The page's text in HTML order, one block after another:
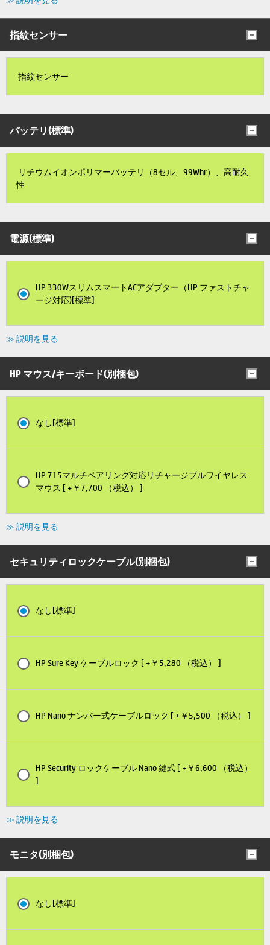
指紋センサー
指紋センサー
バッテリ(標準)
リチウムイオンポリマーバッテリ（8セル、99Whr）、高耐久
性
電源(標準)
HP 330WスリムスマートACアダプター（HP ファストチャ
ージ対応)[標準]
≫ 説明を見る
HP マウス/キーボード(別梱包)
なし[標準]
HP 715マルチペアリング対応リチャージブルワイヤレス
マウス [ +￥7,700 （税込） ]
≫ 説明を見る
セキュリティロックケーブル(別梱包)
なし[標準]
HP Sure Key ケーブルロック [ +￥5,280 （税込） ]
HP Nano ナンバー式ケーブルロック [ +￥5,500 （税込） ]
HP Security ロックケーブル Nano 鍵式 [ +￥6,600 （税込）
]
≫ 説明を見る
モニタ(別梱包)
なし[標準]